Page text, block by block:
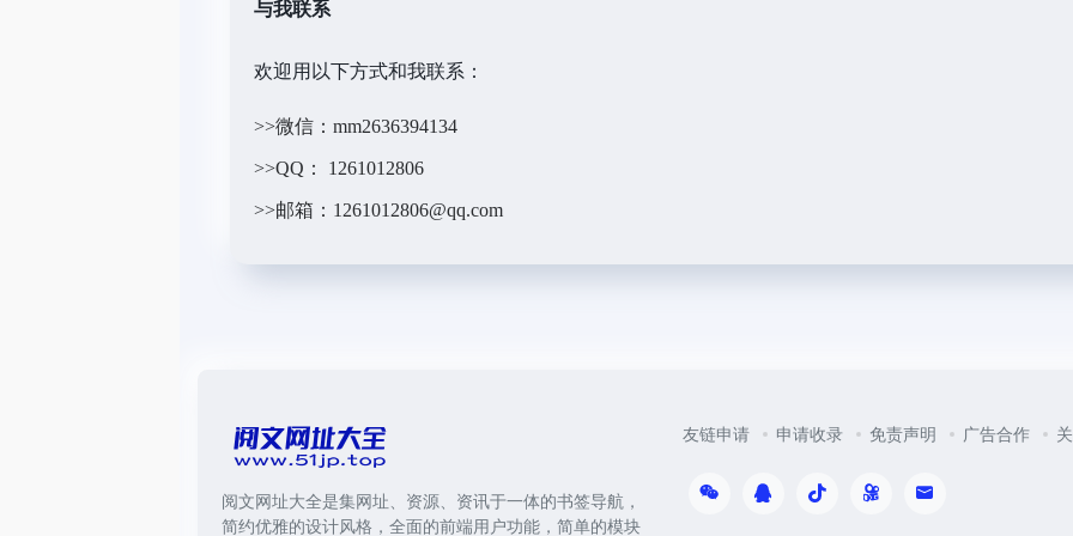
与我联系
欢迎用以下方式和我联系：
>>微信：mm2636394134
>>QQ： 1261012806
>>邮箱：1261012806@qq.com
阅文网址大全是集网址、资源、资讯于一体的书签导航，
简约优雅的设计风格，全面的前端用户功能，简单的模块
友链申请 申请收录 免责声明 广告合作